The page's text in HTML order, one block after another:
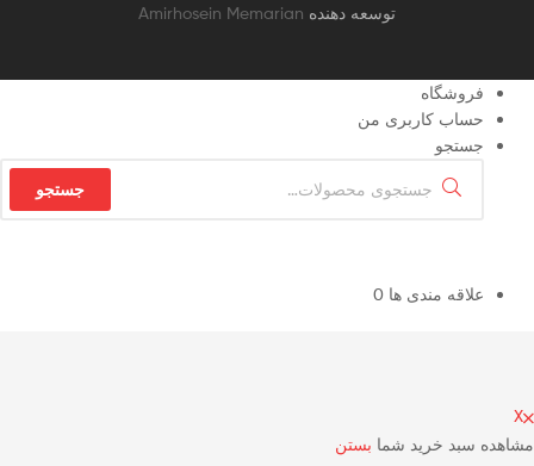
توسعه دهنده Amirhosein Memarian
فروشگاه
حساب کاربری من
جستجو
برای:
جستجو
علاقه مندی ها 0
X
مشاهده سبد خرید شما بستن